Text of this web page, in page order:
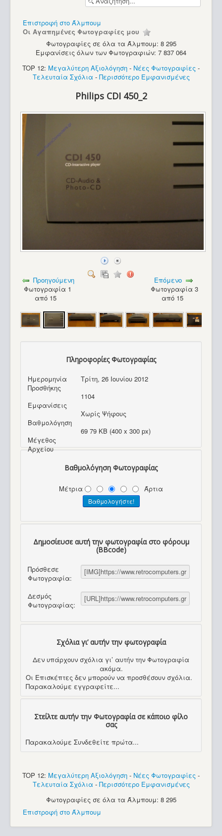
Epoch Cassette Vision
Επιστροφή στο Άλμπουμ
Οι Αγαπημένες Φωτογραφίες μου
Φωτογραφίες σε όλα τα Άλμπουμ: 8 295
Εμφανίσεις όλων των Φωτογραφιών: 7 837 064
TOP 12: Μεγαλύτερη Αξιολόγηση - Νέες Φωτογραφίες -
Τελευταία Σχόλια - Περισσότερο Εμφανισμένες
Philips CDI 450_2
Προηγούμενη
Φωτογραφία 1
από 15
Επόμενο
Φωτογραφία 3
από 15
Πληροφορίες Φωτογραφίας
Ημερομηνία
Προσθήκης
Τρίτη, 26 Ιουνίου 2012
Εμφανίσεις
1104
Βαθμολόγηση
Χωρίς Ψήφους
Μέγεθος
Αρχείου
69 79 KB (400 x 300 px)
Βαθμολόγηση Φωτογραφίας
Μέτρια Άρτια
Δημοσίευσε αυτή την φωτογραφία στο φόρουμ
(BBcode)
Πρόσθεσε
Φωτογραφία:
Δεσμός
Φωτογραφίας:
Σχόλια γι’ αυτήν την φωτογραφία
Δεν υπάρχουν σχόλια γι’ αυτήν την Φωτογραφία
ακόμα.
Οι Επισκέπτες δεν μπορούν να προσθέσουν σχόλια.
Παρακαλούμε εγγραφείτε...
Στείλτε αυτήν την Φωτογραφία σε κάποιο φίλο
σας
Παρακαλούμε Συνδεθείτε πρώτα...
TOP 12: Μεγαλύτερη Αξιολόγηση - Νέες Φωτογραφίες -
Τελευταία Σχόλια - Περισσότερο Εμφανισμένες
Φωτογραφίες σε όλα τα Άλμπουμ: 8 295
Επιστροφή στο Άλμπουμ